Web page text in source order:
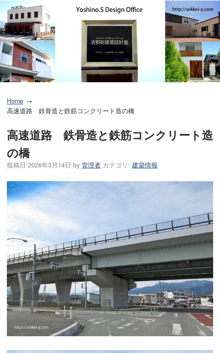
Home
高速道路 鉄骨造と鉄筋コンクリート造の橋
高速道路 鉄骨造と鉄筋コンクリート造
の橋
投稿日:2026年3月14日 by 管理者 カテゴリ: 建築情報